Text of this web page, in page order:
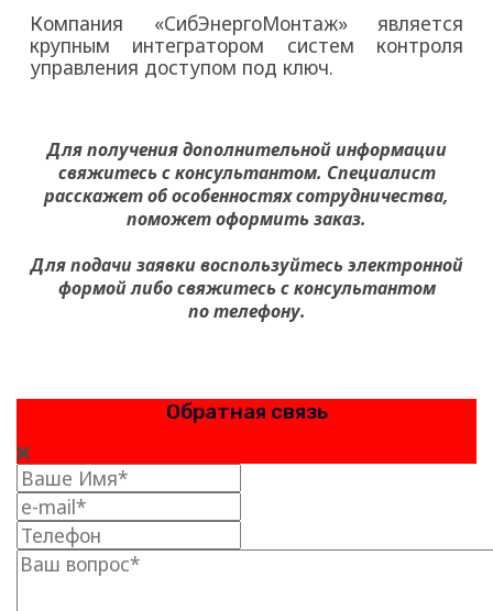
Компания «СибЭнергоМонтаж» является
крупным интегратором систем контроля
управления доступом под ключ.
Для получения дополнительной информации
свяжитесь с консультантом. Специалист
расскажет об особенностях сотрудничества,
поможет оформить заказ.
Для подачи заявки воспользуйтесь электронной
формой либо свяжитесь с консультантом
по телефону.
Обратная связь